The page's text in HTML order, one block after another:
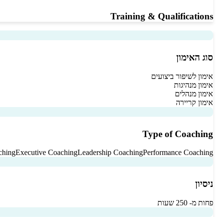
Training & Qualifications
סוג האימון
אימון לשיפור ביצועים
אימון מנהיגות
אימון מנהלים
אימון קריירה
Type of Coaching
Executive CoachingLeadership CoachingPerformance Coaching
ניסיון
פחות מ- 250 שעות